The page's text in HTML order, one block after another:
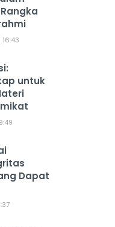
16:43
untuk
Dapat